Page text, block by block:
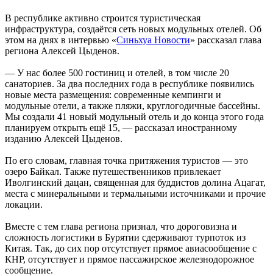
В республике активно строится туристическая
инфраструктура, создаётся сеть новых модульных отелей. Об
этом на днях в интервью «Синьхуа Новости» рассказал глава
региона Алексей Цыденов.
— У нас более 500 гостиниц и отелей, в том числе 20
санаториев. За два последних года в республике появились
новые места размещения: современные кемпинги и
модульные отели, а также пляжи, круглогодичные бассейны.
Мы создали 41 новый модульный отель и до конца этого года
планируем открыть ещё 15, — рассказал иностранному
изданию Алексей Цыденов.
По его словам, главная точка притяжения туристов — это
озеро Байкал. Также путешественников привлекает
Иволгинский дацан, священная для буддистов долина Ацагат,
места с минеральными и термальными источниками и прочие
локации.
Вместе с тем глава региона признал, что дороговизна и
сложность логистики в Бурятии сдерживают турпоток из
Китая. Так, до сих пор отсутствует прямое авиасообщение с
КНР, отсутствует и прямое пассажирское железнодорожное
сообщение.